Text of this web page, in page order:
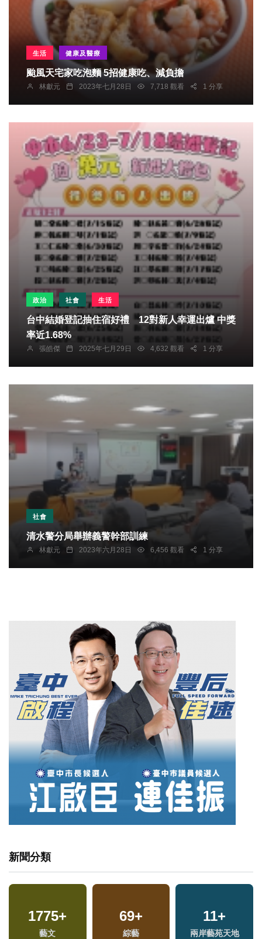
生活 健康及醫療
颱風天宅家吃泡麵 5招健康吃、減負擔
林獻元 2023年七月28日 7,718 觀看 1 分享
政治 社會 生活
台中結婚登記抽住宿好禮 12對新人幸運出爐 中獎
率近1.68%
張皓傑 2025年七月29日 4,632 觀看 1 分享
社會
清水警分局舉辦義警幹部訓練
林獻元 2023年六月28日 6,456 觀看 1 分享
新聞分類
1775+
藝文
69+
綜藝
11+
兩岸藝苑天地